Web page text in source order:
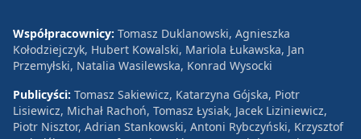
Współpracownicy: Tomasz Duklanowski, Agnieszka
Kołodziejczyk, Hubert Kowalski, Mariola Łukawska, Jan
Przemyłski, Natalia Wasilewska, Konrad Wysocki
Publicyści: Tomasz Sakiewicz, Katarzyna Gójska, Piotr
Lisiewicz, Michał Rachoń, Tomasz Łysiak, Jacek Liziniewicz,
Piotr Nisztor, Adrian Stankowski, Antoni Rybczyński, Krzysztof